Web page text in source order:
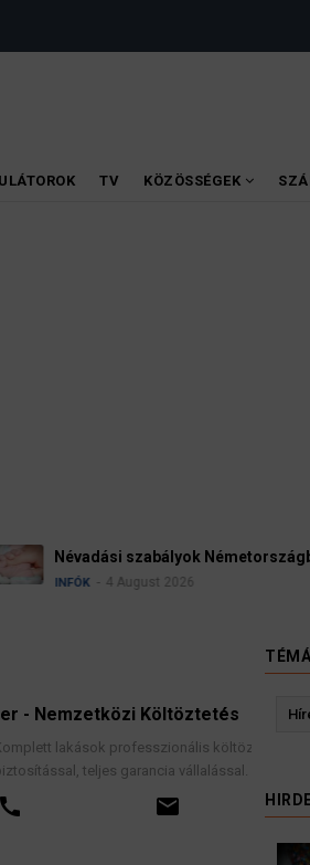
TV KÖZÖSSÉGEK
Ügyvédek, bírák és
kellene vizsgálnia
Költöztetés
professzionális költöztetése
teljes garancia vállalással.